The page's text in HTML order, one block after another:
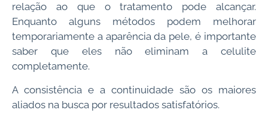
relação ao que o tratamento pode alcançar.
Enquanto alguns métodos podem melhorar
temporariamente a aparência da pele, é importante
saber que eles não eliminam a celulite
completamente.
A consistência e a continuidade são os maiores
aliados na busca por resultados satisfatórios.